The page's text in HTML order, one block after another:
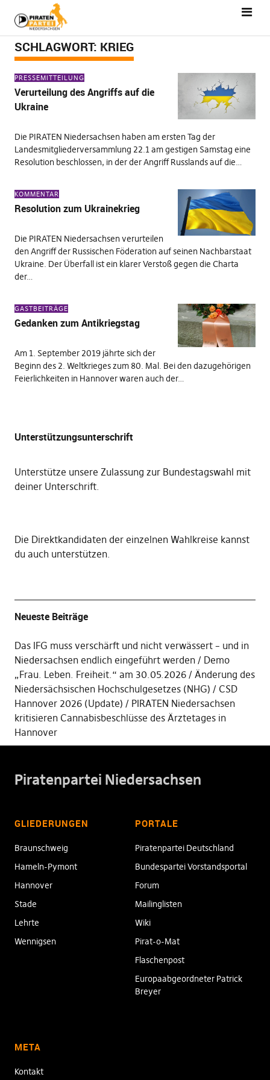
SCHLAGWORT: KRIEG
PRESSEMITTEILUNG
Verurteilung des Angriffs auf die
Ukraine
Die PIRATEN Niedersachsen haben am ersten Tag der
Landesmitgliederversammlung 22.1 am gestigen Samstag eine
Resolution beschlossen, in der der Angriff Russlands auf die…
KOMMENTAR
Resolution zum Ukrainekrieg
Die PIRATEN Niedersachsen verurteilen
den Angriff der Russischen Föderation auf seinen Nachbarstaat
Ukraine. Der Überfall ist ein klarer Verstoß gegen die Charta
der…
GASTBEITRÄGE
Gedanken zum Antikriegstag
Am 1. September 2019 jährte sich der
Beginn des 2. Weltkrieges zum 80. Mal. Bei den dazugehörigen
Feierlichkeiten in Hannover waren auch der…
Unterstützungsunterschrift
Unterstütze unsere Zulassung zur Bundestagswahl mit
deiner Unterschrift.
Die Direktkandidaten der einzelnen Wahlkreise kannst
du auch unterstützen.
Neueste Beiträge
Das IFG muss verschärft und nicht verwässert – und in
Niedersachsen endlich eingeführt werden
Demo
„Frau. Leben. Freiheit.“ am 30.05.2026
Änderung des
Niedersächsischen Hochschulgesetzes (NHG)
CSD
Hannover 2026 (Update)
PIRATEN Niedersachsen
kritisieren Cannabisbeschlüsse des Ärztetages in
Hannover
Piratenpartei Niedersachsen
GLIEDERUNGEN
Braunschweig
Hameln-Pymont
Hannover
Stade
Lehrte
Wennigsen
PORTALE
Piratenpartei Deutschland
Bundespartei Vorstandsportal
Forum
Mailinglisten
Wiki
Pirat-o-Mat
Flaschenpost
Europaabgeordneter Patrick
Breyer
META
Kontakt